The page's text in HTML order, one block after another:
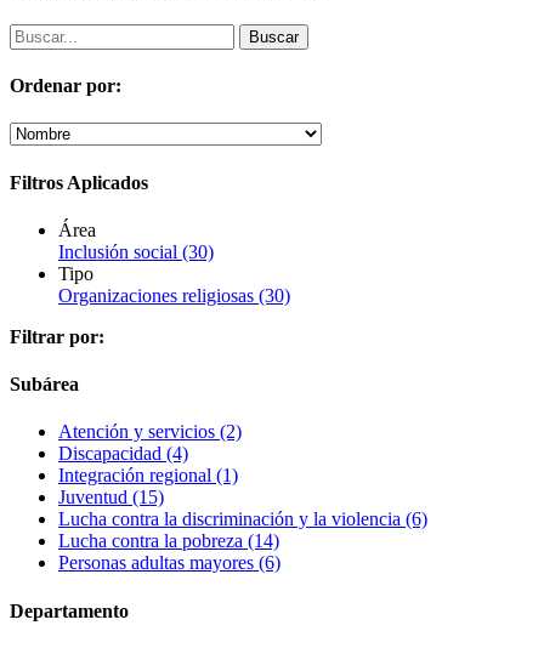
Ordenar por:
Filtros Aplicados
Área
Inclusión social (30)
Tipo
Organizaciones religiosas (30)
Filtrar por:
Subárea
Atención y servicios (2)
Discapacidad (4)
Integración regional (1)
Juventud (15)
Lucha contra la discriminación y la violencia (6)
Lucha contra la pobreza (14)
Personas adultas mayores (6)
Departamento